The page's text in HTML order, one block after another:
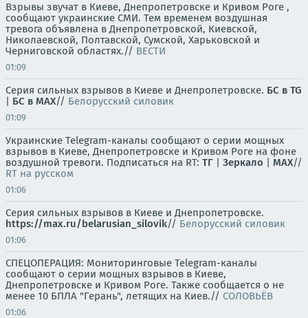
Взрывы звучат в Киеве, Днепропетровске и Кривом Роге ,
сообщают украинские СМИ. Тем временем воздушная
тревога объявлена в Днепропетровской, Киевской,
Николаевской, Полтавской, Сумской, Харьковской и
Черниговской областях.// ВЕСТИ
01:09
Серия сильных взрывов в Киеве и Днепропетровске. БС в TG
| БС в МАХ// Белорусский силовик
01:09
Украинские Telegram-каналы сообщают о серии мощных
взрывов в Киеве, Днепропетровске и Кривом Роге на фоне
воздушной тревоги. Подписаться на RT: ТГ | Зеркало | MAX//
RT на русском
01:06
Серия сильных взрывов в Киеве и Днепропетровске.
https://max.ru/belarusian_silovik// Белорусский силовик
01:06
СПЕЦОПЕРАЦИЯ: Мониторинговые Telegram-каналы
сообщают о серии мощных взрывов в Киеве,
Днепропетровске и Кривом Роге. Также сообщается о не
менее 10 БПЛА "Герань", летящих на Киев.// СОЛОВЬЁВ
01:06